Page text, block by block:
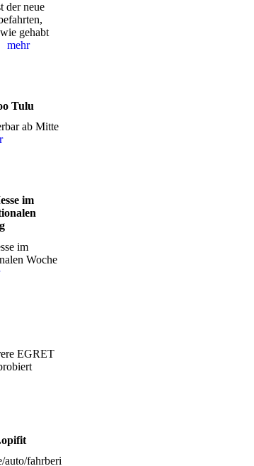
der neue
gehabt
mehr
Tulu
ab Mitte
im
im
Woche
EGRET
auto/fahrberi